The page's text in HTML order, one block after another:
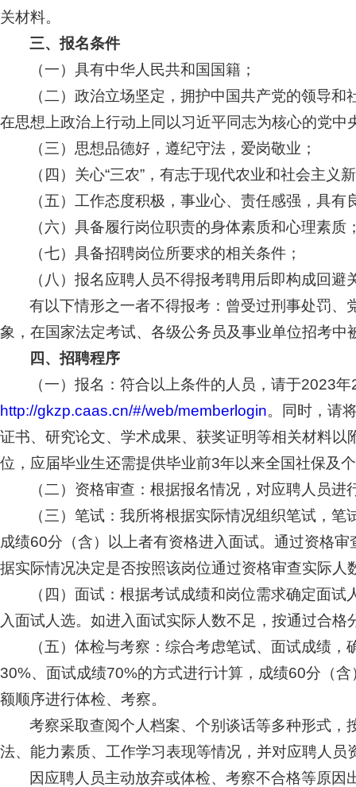
关材料。
三、报名条件
（一）具有中华人民共和国国籍；
（二）政治立场坚定，拥护中国共产党的领导和
在思想上政治上行动上同以习近平同志为核心的党中
（三）思想品德好，遵纪守法，爱岗敬业；
（四）关心“三农”，有志于现代农业和社会主义
（五）工作态度积极，事业心、责任感强，具
（六）具备履行岗位职责的身体素质和心理素质
（七）具备招聘岗位所要求的相关条件；
（八）报名应聘人员不得报考聘用后即构成回避
有以下情形之一者不得报考：曾受过刑事处罚
象，在国家法定考试、各级公务员及事业单位招考
四、招聘程序
（一）报名：符合以上条件的人员，请于2023
http://gkzp.caas.cn/#/web/memberlogin。同时，请
证书、研究论文、学术成果、获奖证明等相关材料
位，应届毕业生还需提供毕业前3年以来全国社保及
（二）资格审查：根据报名情况，对应聘人员
（三）笔试：我所将根据实际情况组织笔试，
成绩60分（含）以上者有资格进入面试。通过资格
据实际情况决定是否按照该岗位通过资格审查实际
（四）面试：根据考试成绩和岗位需求确定面
入面试人选。如进入面试实际人数不足，按通过合
（五）体检与考察：综合考虑笔试、面试成绩
30%、面试成绩70%的方式进行计算，成绩60分（
额顺序进行体检、考察。
考察采取查阅个人档案、个别谈话等多种形式
法、能力素质、工作学习表现等情况，并对应聘人员
因应聘人员主动放弃或体检、考察不合格等原